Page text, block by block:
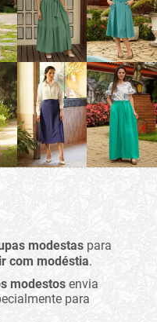
modestas para
com modéstia.
modestos envia
para